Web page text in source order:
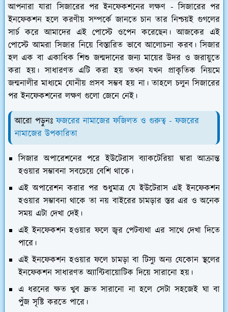
আপনারা যারা সিজারের পর ইনফেকশনের লক্ষণ - সিজারের পর
ইনফেকশন হলে করণীয় সম্পর্কে জানতে চান তার নিশ্চয়ই গুগলের
সার্চ করে আমাদের এই পোস্টে ওপেন করেছেন। আজকের এই
পোস্টে আমরা সিজার নিয়ে বিস্তারিত ভাবে আলোচনা করব। সিজার
হল এক বা একাধিক শিশু জন্মদানের জন্য মায়ের উদর ও জরায়ুতে
করা হয়। সাধারণত এটি করা হয় তখন যখন প্রাকৃতিক নিয়মে
জন্মনালীর মাধ্যমে যোনীয় প্রসব সম্ভব হয় না। তাহলে চলুন সিজারের
পর ইনফেকশনের লক্ষণ গুলো জেনে নেই।
আরো পড়ুনঃফজরের নামাজের ফজিলত ও গুরুত্ব - ফজরের
নামাজের উপকারিতা
সিজার অপারেশনের পরে ইউটেরাস ব্যাকটেরিয়া দ্বারা আক্রান্ত
হওয়ার সম্ভাবনা সবচেয়ে বেশি থাকে।
এই অপারেশন করার পর শুধুমাত্র যে ইউটেরাস এই ইনফেকশন
হওয়ার সম্ভাবনা থাকে তা নয় বাইরের চামড়ার স্তর এর ও অনেক
সময় এটা দেখা দেই।
এই ইনফেকশন হওয়ার ফলে জ্বর পেটব্যথা এর সাথে দেখা দিতে
পারে।
এই ইনফেকশন হওয়ার ফলে চামড়া বা টিস্যু অন্য যেকোন স্থলের
ইনফেকশন সাধারণত অ্যান্টিবায়োটিক দিয়ে সারানো হয়।
এ ধরনের ক্ষত খুব দ্রুত সারানো না হলে সেটা সহজেই ঘা বা
পুঁজ সৃষ্টি করতে পারে।